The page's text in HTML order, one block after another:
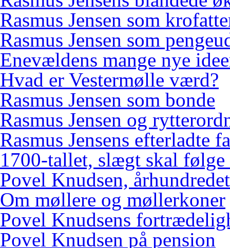
Rasmus Jensen som
Rasmus Jensen som
Enevældens mange nye
Hvad er Vestermølle værd?
Rasmus Jensen som bonde
Rasmus Jensen og
Rasmus Jensens efterladte
1700-tallet, slægt skal følge
Povel Knudsen,
Om møllere og møllerkoner
Povel Knudsens
Povel Knudsen på pension